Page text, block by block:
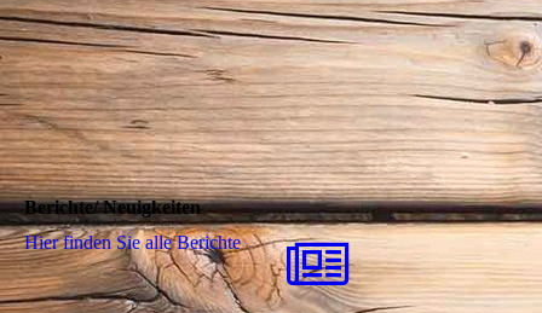
Berichte/ Neuigkeiten
Hier finden Sie alle Berichte